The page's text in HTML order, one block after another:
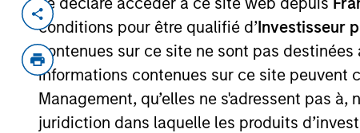
conditions pour être qualifié d’Investisseur
contenues sur ce site ne sont pas
informations contenues sur ce site peuvent
Management, qu’elles ne s'adressent pas
juridiction dans laquelle les produits
Objectif d’Investissement
Croissance à long terme de votre
Finance Disclosure Regulation.